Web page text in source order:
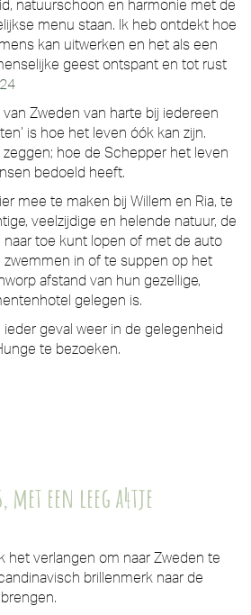
natuurschoon en harmonie met de
menu staan. Ik heb ontdekt hoe
kan uitwerken en het als een
geest ontspant en tot rust
Zweden van harte bij iedereen
is hoe het leven óók kan zijn.
hoe de Schepper het leven
bedoeld heeft.
mee te maken bij Willem en Ria, te
veelzijdige en helende natuur, de
naar toe kunt lopen of met de auto
zwemmen in of te suppen op het
afstand van hun gezellige,
gelegen is.
ieder geval weer in de gelegenheid
te bezoeken.
met een leeg a4tje
het verlangen om naar Zweden te
brillenmerk naar de